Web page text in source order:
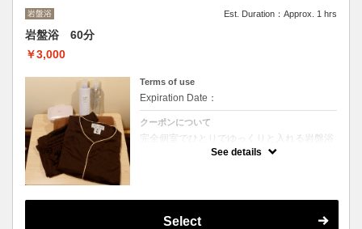
岩盤浴 Est. Duration：Approx. 1 hrs
岩盤浴 60分
￥3,000
Terms of use
Expiration Date：
クーポンについて
完全個室でひとりでゆっくりと入れる岩盤浴
となっております。
代謝改善や、汗をだくだくかきたくなった時
で、呼吸は楽だし、出たくなったら簡単に出
完全個室のためスマホを使ってても、音楽を
See details
Select